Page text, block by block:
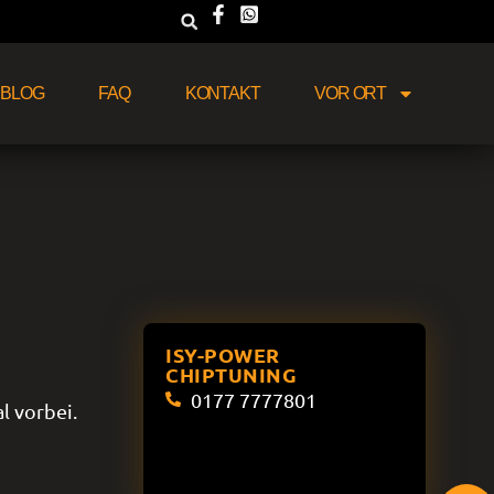
BLOG FAQ KONTAKT VOR ORT
vorbei.
ISY-POWER
CHIPTUNING
0177 7777801